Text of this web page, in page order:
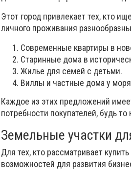
Этот город привлекает тех, кто
личного проживания
Современные квартиры в
Старинные дома в
Жилье для семей с детьми.
Виллы и частные дома у
Каждое из этих предложений
потребности покупателей, будь
Земельные участки
Для тех, кто рассматривает
возможностей для развития